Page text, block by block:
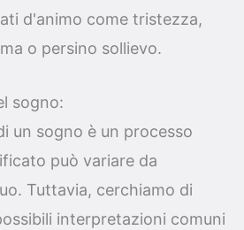
d'animo come tristezza,
o persino sollievo.
sogno:
un sogno è un processo
può variare da
Tuttavia, cerchiamo di
interpretazioni comuni